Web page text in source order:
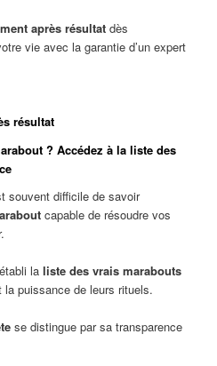
après résultat dès
vie avec la garantie d’un expert
résultat
? Accédez à la liste des
souvent difficile de savoir
capable de résoudre vos
laliste des vrais marabouts
la puissance de leurs rituels.
se distingue par sa transparence